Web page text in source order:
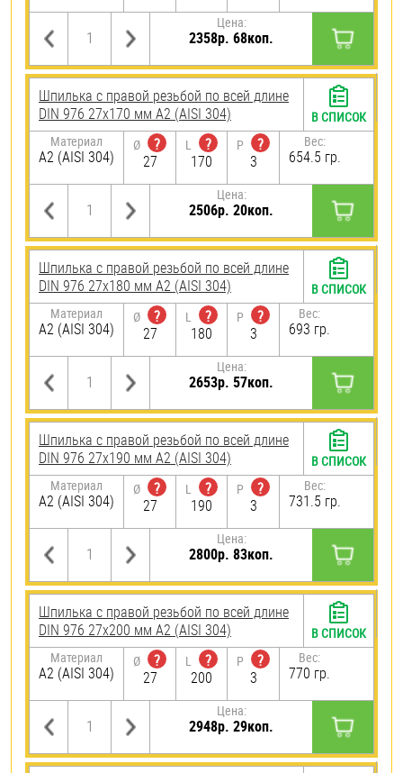
Цена:
2358р. 68коп.
Шпилька с правой резьбой по всей длине
DIN 976 27х170 мм А2 (AISI 304)
Материал
А2 (AISI 304)
Ø
?
27
L
?
170
P
?
3
Вес:
654.5 гр.
Цена:
2506р. 20коп.
В СПИСОК
Шпилька с правой резьбой по всей длине
DIN 976 27х180 мм А2 (AISI 304)
Материал
А2 (AISI 304)
Ø
?
27
L
?
180
P
?
3
Вес:
693 гр.
Цена:
2653р. 57коп.
В СПИСОК
Шпилька с правой резьбой по всей длине
DIN 976 27х190 мм А2 (AISI 304)
Материал
А2 (AISI 304)
Ø
?
27
L
?
190
P
?
3
Вес:
731.5 гр.
Цена:
2800р. 83коп.
В СПИСОК
Шпилька с правой резьбой по всей длине
DIN 976 27х200 мм А2 (AISI 304)
Материал
А2 (AISI 304)
Ø
?
27
L
?
200
P
?
3
Вес:
770 гр.
Цена:
2948р. 29коп.
В СПИСОК